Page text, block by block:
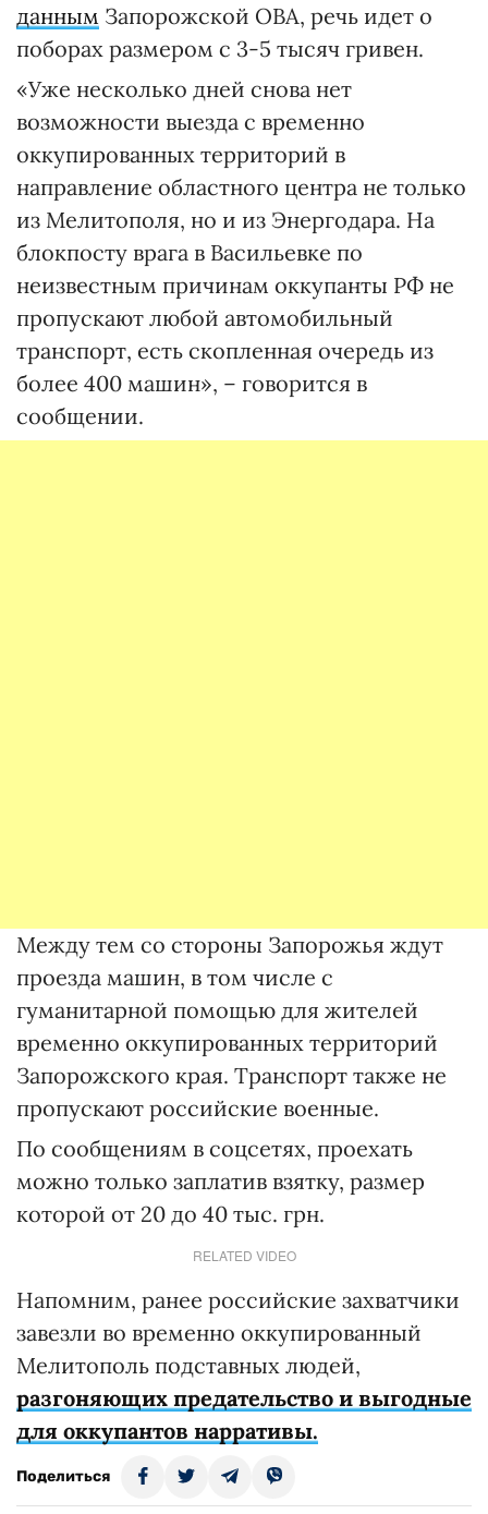
данным Запорожской ОВА, речь идет о
поборах размером с 3-5 тысяч гривен.
«Уже несколько дней снова нет
возможности выезда с временно
оккупированных территорий в
направление областного центра не только
из Мелитополя, но и из Энергодара. На
блокпосту врага в Васильевке по
неизвестным причинам оккупанты РФ не
пропускают любой автомобильный
транспорт, есть скопленная очередь из
более 400 машин», – говорится в
сообщении.
Между тем со стороны Запорожья ждут
проезда машин, в том числе с
гуманитарной помощью для жителей
временно оккупированных территорий
Запорожского края. Транспорт также не
пропускают российские военные.
По сообщениям в соцсетях, проехать
можно только заплатив взятку, размер
которой от 20 до 40 тыс. грн.
RELATED VIDEO
Напомним, ранее российские захватчики
завезли во временно оккупированный
Мелитополь подставных людей,
разгоняющих предательство и выгодные
для оккупантов нарративы.
Поделиться